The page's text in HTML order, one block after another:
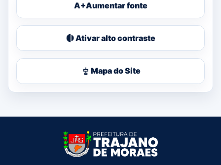
A+Aumentar fonte
Ativar alto contraste
Mapa do Site